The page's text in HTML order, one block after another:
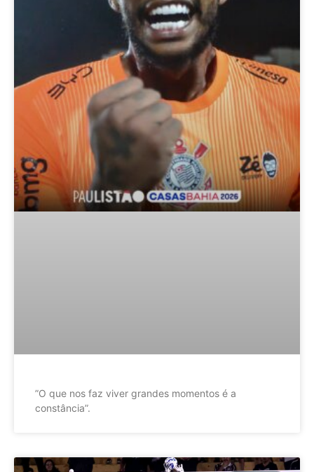
”O que nos faz viver grandes momentos é a
constância”.